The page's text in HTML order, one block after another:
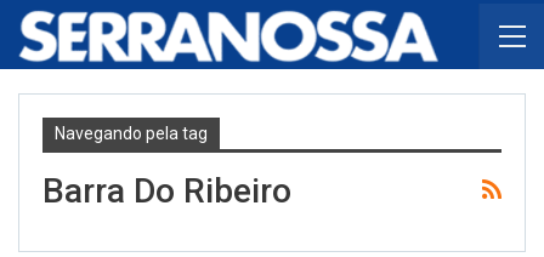
Navegando pela tag
Barra Do Ribeiro